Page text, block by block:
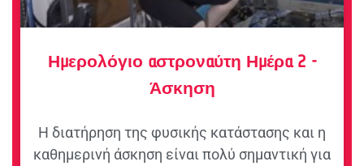
Ημερολόγιο αστροναύτη Ημέρα 2 -
Άσκηση
Η διατήρηση της φυσικής κατάστασης και η
καθημερινή άσκηση είναι πολύ σημαντική για